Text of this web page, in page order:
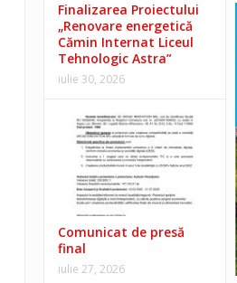
Finalizarea Proiectului
„Renovare energetică
Cămin Internat Liceul
Tehnologic Astra”
iulie 30, 2026
Comunicat de presă
final
iulie 27, 2026